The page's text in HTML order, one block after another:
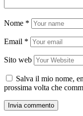
Nome *
Email *
Sito web
Salva il mio nome,
prossima volta che